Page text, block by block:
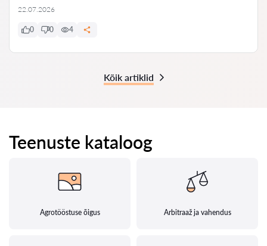
22.07.2026
0 0 4
Kõik artiklid
Teenuste kataloog
Agrotööstuse õigus Arbitraaž ja vahendus